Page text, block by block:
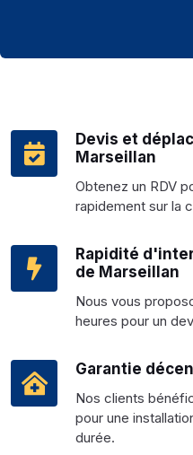
Devis et
Marseillan
Obtenez un RDV
rapidement sur la
Rapidité
de Marseillan
Nous vous
heures pour un
Garantie
Nos clients
pour une
durée.